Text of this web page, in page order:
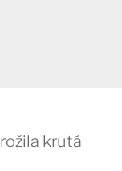
krutá